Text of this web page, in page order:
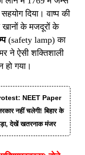
दिया। वाष्प की
के मजदूरों के
(safety lamp) का
ने ऐसी शक्तिशाली
हो गया।
NEET Paper
नहीं चलेगी! बिहार के
देखें खतरनाक मंजर